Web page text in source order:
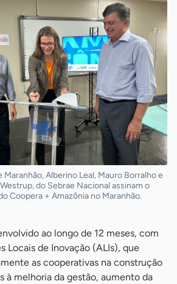
Alberino Leal, Mauro Borralho e
do Sebrae Nacional assinam o
Coopera + Amazônia no Maranhão.
ao longo de 12 meses, com
Locais de Inovação (ALIs), que
as cooperativas na construção
à melhoria da gestão, aumento da